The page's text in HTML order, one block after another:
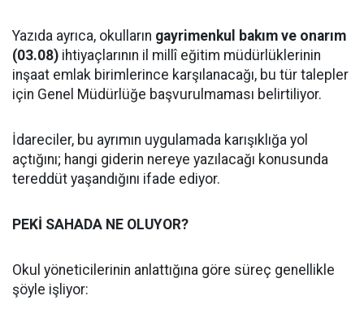
Yazıda ayrıca, okulların gayrimenkul bakım ve onarım
(03.08) ihtiyaçlarının il millî eğitim müdürlüklerinin
inşaat emlak birimlerince karşılanacağı, bu tür talepler
için Genel Müdürlüğe başvurulmaması belirtiliyor.
İdareciler, bu ayrımın uygulamada karışıklığa yol
açtığını; hangi giderin nereye yazılacağı konusunda
tereddüt yaşandığını ifade ediyor.
PEKİ SAHADA NE OLUYOR?
Okul yöneticilerinin anlattığına göre süreç genellikle
şöyle işliyor: